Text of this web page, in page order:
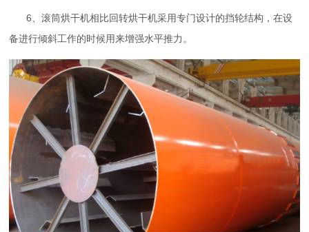
6、滚筒烘干机相比回转烘干机采用专门设计的挡轮结构，在设
备进行倾斜工作的时候用来增强水平推力。